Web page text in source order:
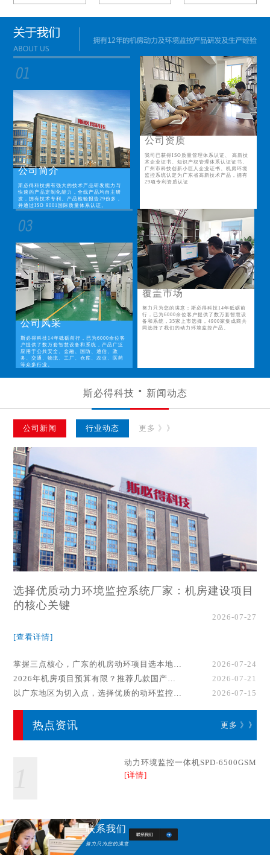
公司简介
斯必得科技拥有强大的技术产品研发能力与
快速的产品定制化能力，全线产品均自主研
发，拥有技术专利、产品检验报告29份多，
并通过ISO 9001国际质量体系认证。
公司资质
我司已获得ISO质量管理体系认证、 高新技
术企业证书、知识产权管理体系认证证书、
广州市科技创新小巨人企业证书、机房环境
监控系统认定为广东省高新技术产品，拥有
29项专利资质认证
公司风采
斯必得科技14年砥砺前行，已为6000余位客
户提供了数万套智慧设备和系统，产品广泛
应用于公共安全、金融、国防、通信、政
务、交通、物流、工厂、仓库、农业、医药
等众多行业。
覆盖市场
努力只为您的满意；斯必得科技14年砥砺前
行，已为6000余位客户提供了数万套智慧设
备和系统，35家上市选择，4900家集成商共
同选择了我们的动力环境监控产品。
斯必得科技 新闻动态
公司新闻 行业动态 更多 》》
选择优质动力环境监控系统厂家：机房建设项目
的核心关键
2026-07-27
[查看详情]
掌握三点核心，广东的机房动环项目选本地厂家事半功倍！
2026-07-24
2026年机房项目预算有限？推荐几款国产动环监控系统品牌
2026-07-21
以广东地区为切入点，选择优质的动环监控系统厂家
2026-07-15
热点资讯 更多 》》
动力环境监控一体机SPD-6500GSM
[详情]
联系我们
努力只为您的满意